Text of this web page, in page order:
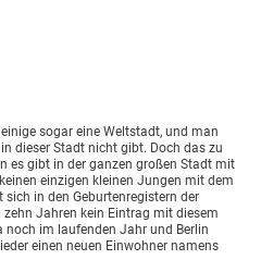
sogar eine Weltstadt, und man
dieser Stadt nicht gibt. Doch das zu
es gibt in der ganzen großen Stadt mit
einzigen kleinen Jungen mit dem
sich in den Geburtenregistern der
Jahren kein Eintrag mit diesem
noch im laufenden Jahr und Berlin
einen neuen Einwohner namens